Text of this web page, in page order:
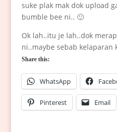
suke plak mak dok upload
bumble bee ni.. 🙂
Ok lah..itu je lah..dok
ni..maybe sebab kelaparan
Share this:
WhatsApp
Pinterest Email